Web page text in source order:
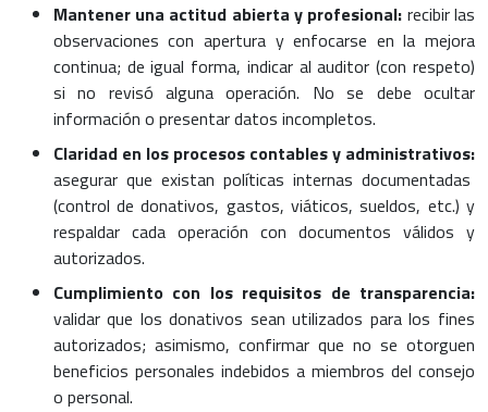
Mantener una actitud abierta y profesional: recibir las
observaciones con apertura y enfocarse en la mejora
continua; de igual forma, indicar al auditor (con respeto)
si no revisó alguna operación. No se debe ocultar
información o presentar datos incompletos.
Claridad en los procesos contables y administrativos:
asegurar que existan políticas internas documentadas
(control de donativos, gastos, viáticos, sueldos, etc.) y
respaldar cada operación con documentos válidos y
autorizados.
Cumplimiento con los requisitos de transparencia:
validar que los donativos sean utilizados para los fines
autorizados; asimismo, confirmar que no se otorguen
beneficios personales indebidos a miembros del consejo
o personal.